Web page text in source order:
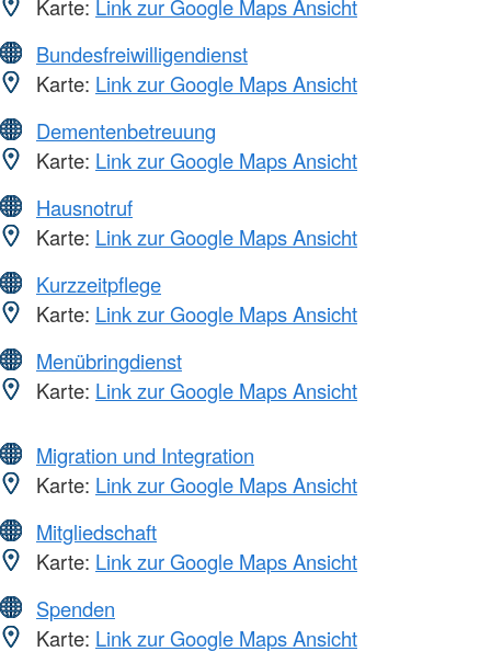
Karte: Link zur Google Maps Ansicht
Bundesfreiwilligendienst
Karte: Link zur Google Maps Ansicht
Dementenbetreuung
Karte: Link zur Google Maps Ansicht
Hausnotruf
Karte: Link zur Google Maps Ansicht
Kurzzeitpflege
Karte: Link zur Google Maps Ansicht
Menübringdienst
Karte: Link zur Google Maps Ansicht
Migration und Integration
Karte: Link zur Google Maps Ansicht
Mitgliedschaft
Karte: Link zur Google Maps Ansicht
Spenden
Karte: Link zur Google Maps Ansicht